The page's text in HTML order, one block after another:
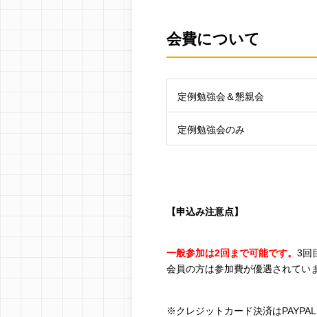
会費について
定例勉強会＆懇親会
定例勉強会のみ
【申込み注意点】
一般参加は2回まで可能です。 3回
会員の方は参加費が優遇されてい
※クレジットカード決済は